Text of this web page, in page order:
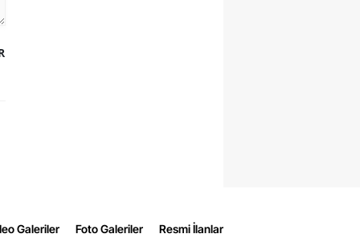
Galeriler Foto Galeriler Resmi İlanlar